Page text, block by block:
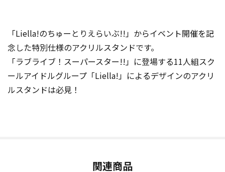
「Liella!のちゅーとりえらいぶ!!」からイベント開催を記
念した特別仕様のアクリルスタンドです。
「ラブライブ！スーパースター!!」に登場する11人組スク
ールアイドルグループ「Liella!」によるデザインのアクリ
ルスタンドは必見！
関連商品